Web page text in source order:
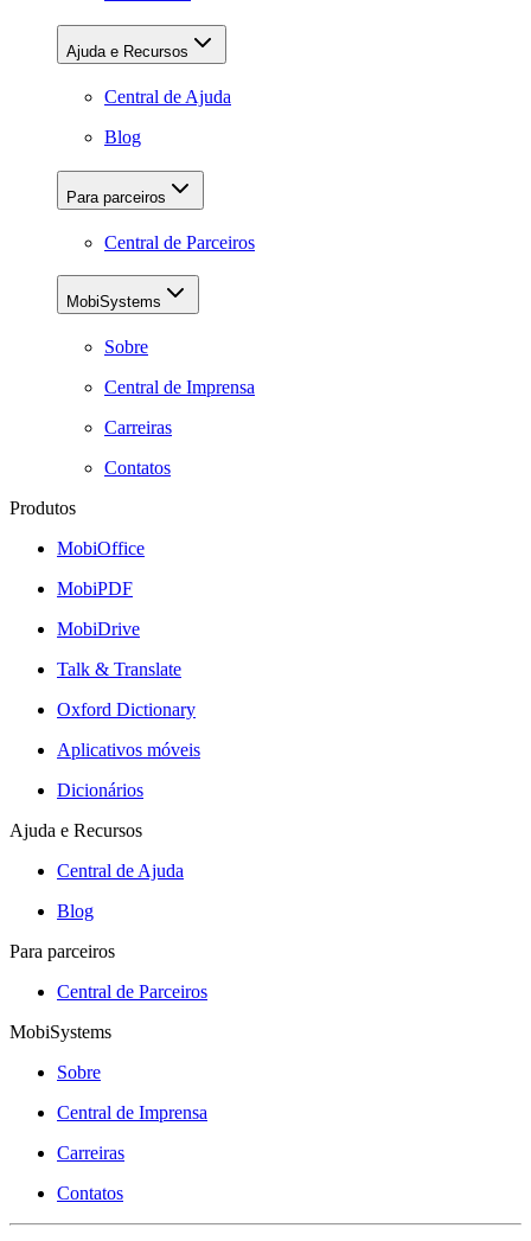
Ajuda e Recursos
Central de Ajuda
Blog
Para parceiros
Central de Parceiros
MobiSystems
Sobre
Central de Imprensa
Carreiras
Contatos
Produtos
MobiOffice
MobiPDF
MobiDrive
Talk & Translate
Oxford Dictionary
Aplicativos móveis
Dicionários
Ajuda e Recursos
Central de Ajuda
Blog
Para parceiros
Central de Parceiros
MobiSystems
Sobre
Central de Imprensa
Carreiras
Contatos